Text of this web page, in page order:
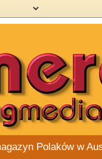
Polaków w